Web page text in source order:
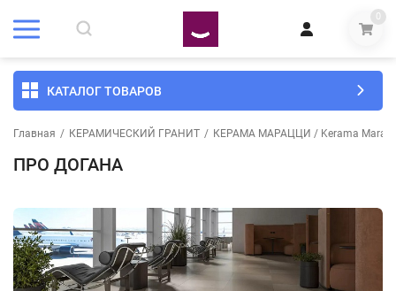
0
КАТАЛОГ ТОВАРОВ
Главная / КЕРАМИЧЕСКИЙ ГРАНИТ / КЕРАМА МАРАЦЦИ / Kerama
ПРО ДОГАНА